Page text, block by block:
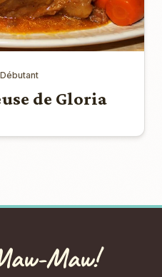
Débutant
de Gloria
Maw!